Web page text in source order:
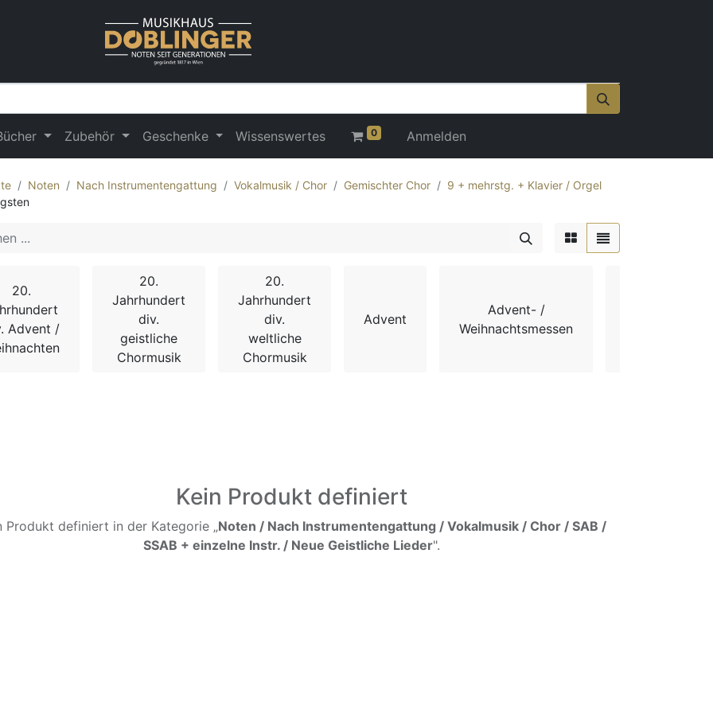
Zubehör Geschenke Wissenswertes 0 Anmelden
Noten Nach Instrumentengattung Vokalmusik / Chor Gemischter Chor
9 + mehrstg. + Klavier / Orgel
20.
Advent /
20.
Jahrhundert
div.
geistliche
Chormusik
20.
Jahrhundert
div.
weltliche
Chormusik
Advent
Advent- /
Weihnachtsmessen
Kein Produkt definiert
Produkt definiert in der Kategorie „Noten / Nach Instrumentengattung / Vokalmusik / Chor / SAB /
SSAB + einzelne Instr. / Neue Geistliche Lieder".